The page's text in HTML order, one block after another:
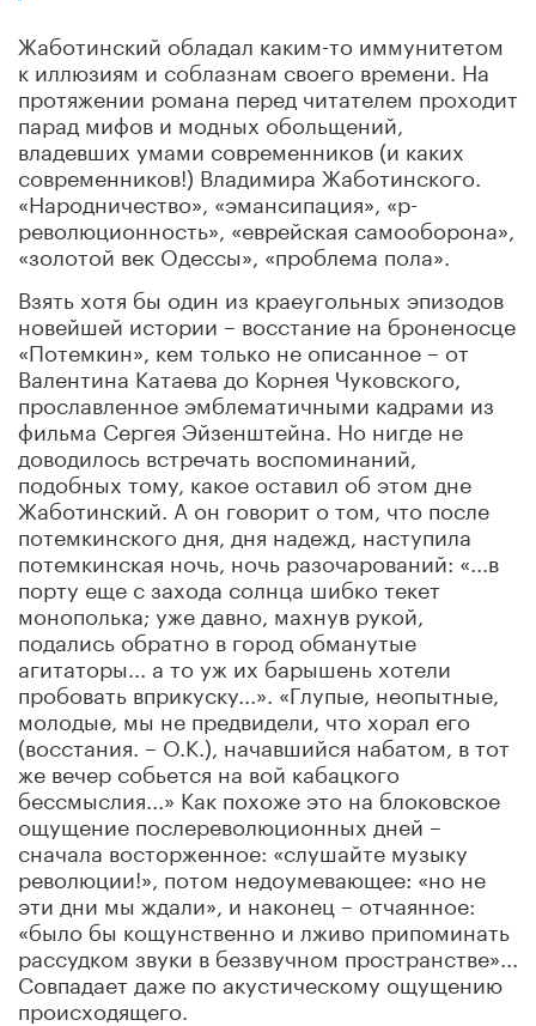
Жаботинский обладал каким-то иммунитетом
к иллюзиям и соблазнам своего времени. На
протяжении романа перед читателем проходит
парад мифов и модных обольщений,
владевших умами современников (и каких
современников!) Владимира Жаботинского.
«Народничество», «эмансипация», «р-
революционность», «еврейская самооборона»,
«золотой век Одессы», «проблема пола».
Взять хотя бы один из краеугольных эпизодов
новейшей истории – восстание на броненосце
«Потемкин», кем только не описанное – от
Валентина Катаева до Корнея Чуковского,
прославленное эмблематичными кадрами из
фильма Сергея Эйзенштейна. Но нигде не
доводилось встречать воспоминаний,
подобных тому, какое оставил об этом дне
Жаботинский. А он говорит о том, что после
потемкинского дня, дня надежд, наступила
потемкинская ночь, ночь разочарований: «...в
порту еще с захода солнца шибко текет
монополька; уже давно, махнув рукой,
подались обратно в город обманутые
агитаторы... а то уж их барышень хотели
пробовать вприкуску...». «Глупые, неопытные,
молодые, мы не предвидели, что хорал его
(восстания. – О.К.), начавшийся набатом, в тот
же вечер собьется на вой кабацкого
бессмыслия...» Как похоже это на блоковское
ощущение послереволюционных дней –
сначала восторженное: «слушайте музыку
революции!», потом недоумевающее: «но не
эти дни мы ждали», и наконец – отчаянное:
«было бы кощунственно и лживо припоминать
рассудком звуки в беззвучном пространстве»...
Совпадает даже по акустическому ощущению
происходящего.